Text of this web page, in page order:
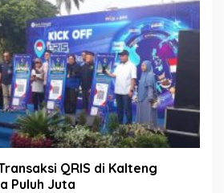
QRIS di Kalteng
Puluh Juta